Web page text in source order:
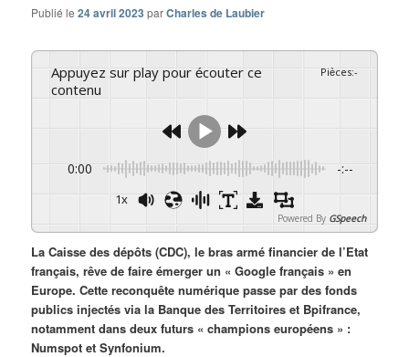
Publié le24 avril 2023 parCharles de Laubier
Appuyez sur play pour écouter ce
contenu
Pièces:-
0:00 -:--
1x
Powered By GSpeech
La Caisse des dépôts (CDC), le bras armé financier de l’Etat
français, rêve de faire émerger un « Google français » en
Europe. Cette reconquête numérique passe par des fonds
publics injectés via la Banque des Territoires et Bpifrance,
notamment dans deux futurs « champions européens » :
Numspot et Synfonium.